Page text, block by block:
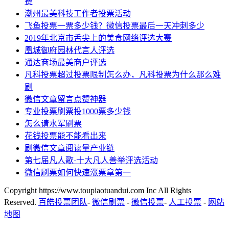
潮州最美科技工作者投票活动
飞鱼投票一票多少钱？微信投票最后一天冲刺多少
2019年北京市舌尖上的美食网络评选大赛
凰城御府园林代言人评选
通达商场最美商户评选
凡科投票超过投票限制怎么办，凡科投票为什么那么难
刷
微信文章留言点赞神器
专业投票刷票投1000票多少钱
怎么请水军刷票
花钱投票能不能看出来
刷微信文章阅读量产业链
第七届凡人歌·十大凡人善举评选活动
微信刷票如何快速涨票拿第一
Copyright https://www.toupiaotuandui.com Inc All Rights
Reserved. 百皓投票团队- 微信刷票 - 微信投票- 人工投票 - 网站
地图